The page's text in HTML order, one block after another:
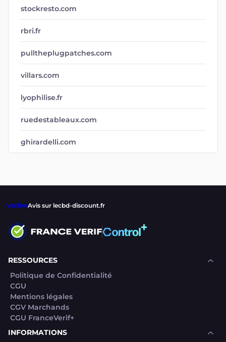
stockresto.com
rbri.fr
pulltheplugpatches.com
villars.com
lyophilise.fr
ruedestableaux.com
ghirardelli.com
VerifierAvis sur lecbd-discount.fr
RESSOURCES
Politique de Confidentialité
CGU
Mentions légales
CGV Marchands
CGU FranceVerif+
INFORMATIONS